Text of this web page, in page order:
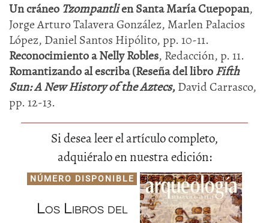
Un cráneo Tzompantlien Santa María Cuepopan,
Jorge Arturo Talavera González, Marlen Palacios
López, Daniel Santos Hipólito, pp. 10-11.
Reconocimiento a Nelly Robles, Redacción, p. 11.
Romantizando al escriba (Reseña del libroFifth
Sun: A New History of the Aztecs,David Carrasco,
pp. 12-13.
Si desea leer el artículo completo,
adquiéralo en nuestra edición:
NÚMERO DISPONIBLE
Los Libros del